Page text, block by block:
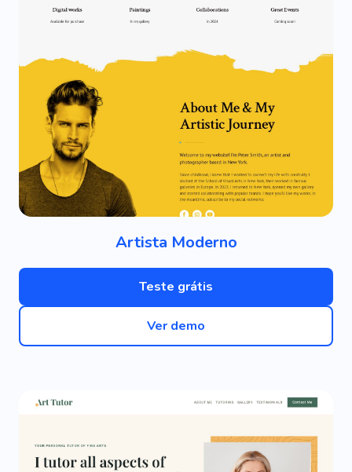
Artista Moderno
Teste grátis
Ver demo